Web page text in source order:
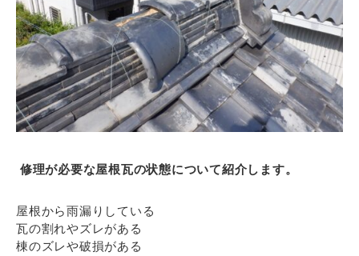
修理が必要な屋根瓦の状態について紹介します。
屋根から雨漏りしている
瓦の割れやズレがある
棟のズレや破損がある